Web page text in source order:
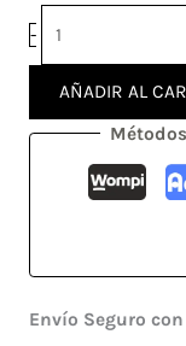
-
AÑADIR AL
Envío Seguro